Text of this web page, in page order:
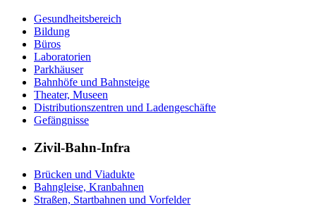
Gesundheitsbereich
Bildung
Büros
Laboratorien
Parkhäuser
Bahnhöfe und Bahnsteige
Theater, Museen
Distributionszentren und Ladengeschäfte
Gefängnisse
Zivil-Bahn-Infra
Brücken und Viadukte
Bahngleise, Kranbahnen
Straßen, Startbahnen und Vorfelder